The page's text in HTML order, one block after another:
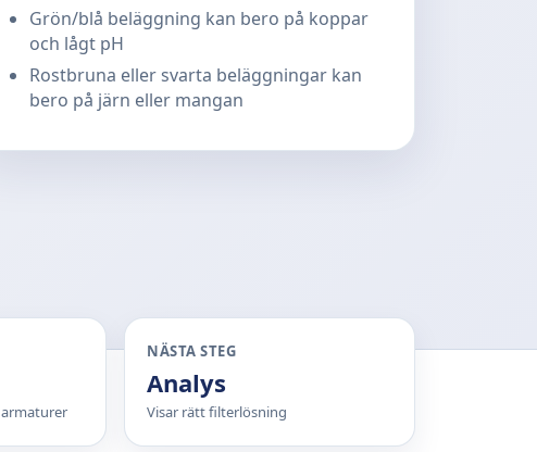
Grön/blå beläggning kan bero på koppar
och lågt pH
Rostbruna eller svarta beläggningar kan
bero på järn eller mangan
NÄSTA STEG
Analys
Visar rätt filterlösning